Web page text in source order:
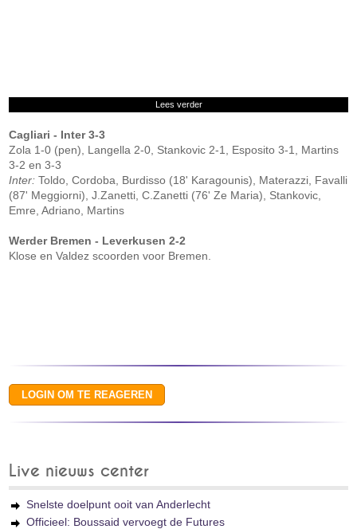
Lees verder
Cagliari - Inter 3-3
Zola 1-0 (pen), Langella 2-0, Stankovic 2-1, Esposito 3-1, Martins
3-2 en 3-3
Inter: Toldo, Cordoba, Burdisso (18' Karagounis), Materazzi, Favalli
(87' Meggiorni), J.Zanetti, C.Zanetti (76' Ze Maria), Stankovic,
Emre, Adriano, Martins
Werder Bremen - Leverkusen 2-2
Klose en Valdez scoorden voor Bremen.
Live nieuws center
Snelste doelpunt ooit van Anderlecht
Officieel: Boussaid vervoegt de Futures